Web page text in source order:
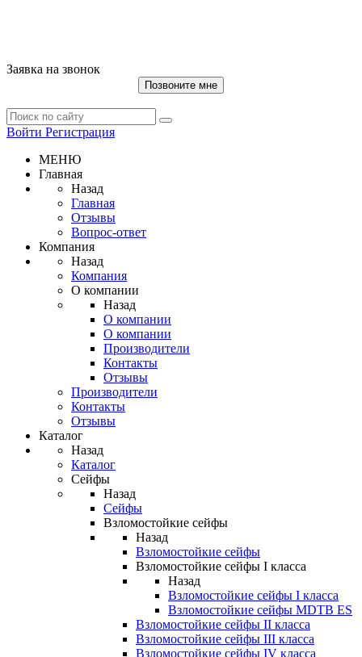
Заявка на звонок
Позвоните мне
Войти Регистрация
МЕНЮ
Главная
Назад
Главная
Отзывы
Вопрос-ответ
Компания
Назад
Компания
О компании
Назад
О компании
О компании
Производители
Контакты
Отзывы
Производители
Контакты
Отзывы
Каталог
Назад
Каталог
Сейфы
Назад
Сейфы
Взломостойкие сейфы
Назад
Взломостойкие сейфы
Взломостойкие сейфы I класса
Назад
Взломостойкие сейфы I класса
Взломостойкие сейфы MDTB ES
Взломостойкие сейфы II класса
Взломостойкие сейфы III класса
Взломостойкие сейфы IV класса